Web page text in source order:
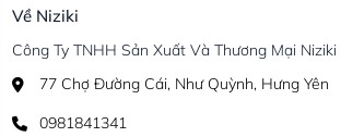
Về Niziki
Công Ty TNHH Sản Xuất Và Thương Mại Niziki
77 Chợ Đường Cái, Như Quỳnh, Hưng Yên
0981841341